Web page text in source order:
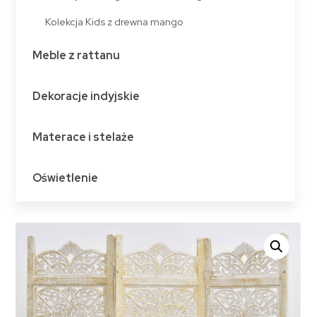
Kolekcja Kids z drewna mango
Meble z rattanu
Dekoracje indyjskie
Materace i stelaże
Oświetlenie